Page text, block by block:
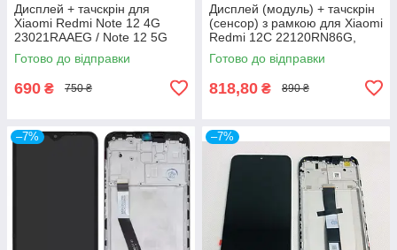
Дисплей + тачскрін для
Xiaomi Redmi Note 12 4G
23021RAAEG / Note 12 5G
22111317I / Poco X5
22111317PG, TFT
Готово до відправки
690 ₴ 750 ₴
Дисплей (модуль) + тачскрін
(сенсор) з рамкою для Xiaomi
Redmi 12C 22120RN86G,
Redmi 11A 22120RN86C,
Poco C55, Original (PRC)
Готово до відправки
818,80 ₴ 890 ₴
–7% –7%